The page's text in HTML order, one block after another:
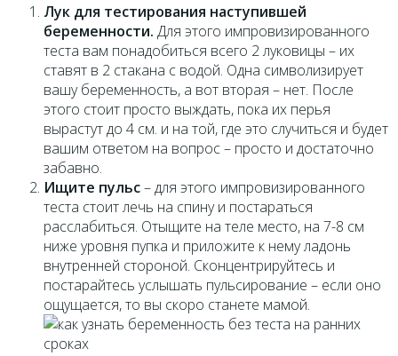
Лук для тестирования наступившей
беременности. Для этого импровизированного
теста вам понадобиться всего 2 луковицы – их
ставят в 2 стакана с водой. Одна символизирует
вашу беременность, а вот вторая – нет. После
этого стоит просто выждать, пока их перья
вырастут до 4 см. и на той, где это случиться и будет
вашим ответом на вопрос – просто и достаточно
забавно.
Ищите пульс– для этого импровизированного
теста стоит лечь на спину и постараться
расслабиться. Отыщите на теле место, на 7-8 см
ниже уровня пупка и приложите к нему ладонь
внутренней стороной. Сконцентрируйтесь и
постарайтесь услышать пульсирование – если оно
ощущается, то вы скоро станете мамой.